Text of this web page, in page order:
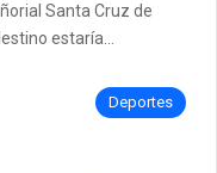
Santa Cruz de
estaría…
Deportes